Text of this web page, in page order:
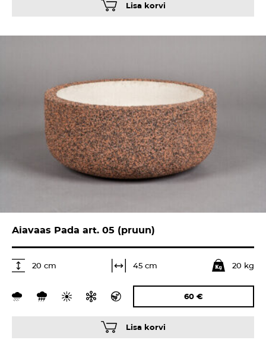
Lisa korvi
Aiavaas Pada art. 05 (pruun)
20 cm 45 cm 20 kg
60 €
Lisa korvi